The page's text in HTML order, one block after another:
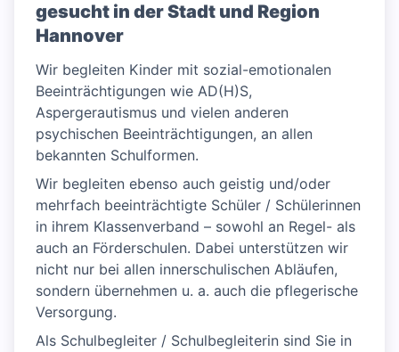
gesucht in der Stadt und Region
Hannover
Wir begleiten Kinder mit sozial-emotionalen
Beeinträchtigungen wie AD(H)S,
Aspergerautismus und vielen anderen
psychischen Beeinträchtigungen, an allen
bekannten Schulformen.
Wir begleiten ebenso auch geistig und/oder
mehrfach beeinträchtigte Schüler / Schülerinnen
in ihrem Klassenverband – sowohl an Regel- als
auch an Förderschulen. Dabei unterstützen wir
nicht nur bei allen innerschulischen Abläufen,
sondern übernehmen u. a. auch die pflegerische
Versorgung.
Als Schulbegleiter / Schulbegleiterin sind Sie in